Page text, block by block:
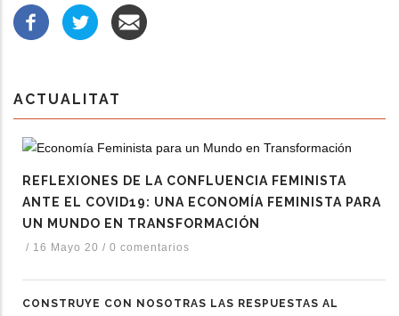
ACTUALITAT
REFLEXIONES DE LA CONFLUENCIA FEMINISTA
ANTE EL COVID19: UNA ECONOMÍA FEMINISTA PARA
UN MUNDO EN TRANSFORMACIÓN
/ 16 Mayo 20 / 0 comentarios
CONSTRUYE CON NOSOTRAS LAS RESPUESTAS AL